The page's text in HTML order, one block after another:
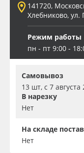
Вспененный ПВХ
Баннер
Заготовки для
141720,
Хлебниково, ул.
Режим работы
пн - пт 9:00 -
Самовывоз
13 шт, с 7 августа
В нарезку
Нет
На складе
Нет